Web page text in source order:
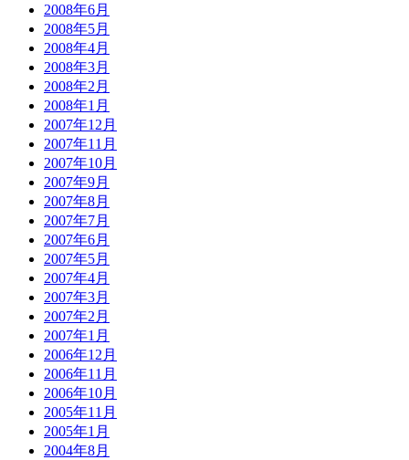
2008年6月
2008年5月
2008年4月
2008年3月
2008年2月
2008年1月
2007年12月
2007年11月
2007年10月
2007年9月
2007年8月
2007年7月
2007年6月
2007年5月
2007年4月
2007年3月
2007年2月
2007年1月
2006年12月
2006年11月
2006年10月
2005年11月
2005年1月
2004年8月